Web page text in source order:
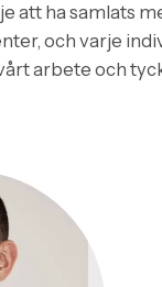
att ha samlats
och varje
arbete och